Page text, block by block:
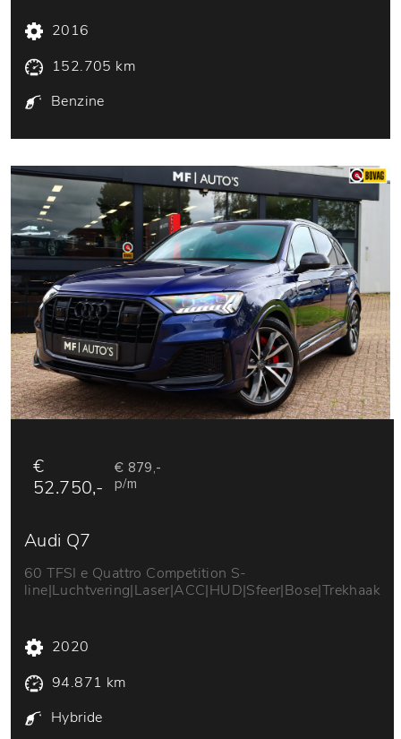
2016
152.705 km
Benzine
€
52.750,-
€ 879,-
p/m
Audi Q7
60 TFSI e Quattro Competition S-
line|Luchtvering|Laser|ACC|HUD|Sfeer|Bose|Trekhaak
2020
94.871 km
Hybride